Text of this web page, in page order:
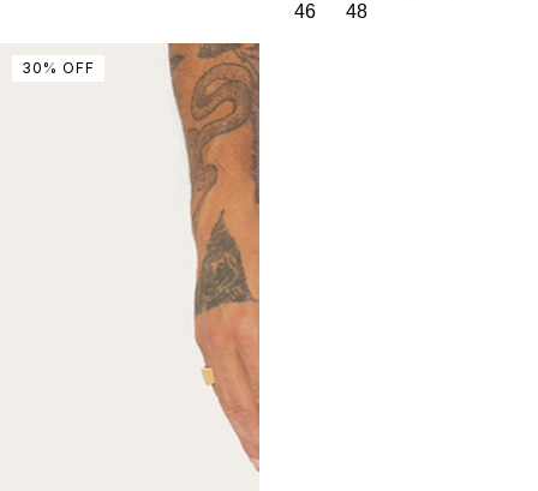
46
48
30 % OFF